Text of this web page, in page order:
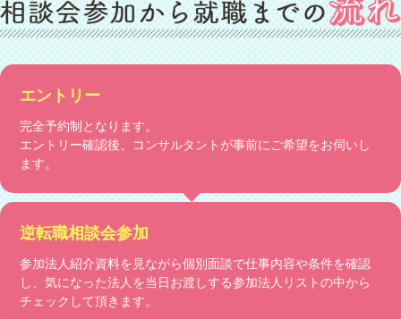
エントリー
完全予約制となります。
エントリー確認後、コンサルタントが事前にご希望をお伺いし
ます。
逆転職相談会参加
参加法人紹介資料を見ながら個別面談で仕事内容や条件を確認
し、気になった法人を当日お渡しする参加法人リストの中から
チェックして頂きます。